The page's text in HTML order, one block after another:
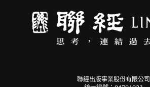
聯經出版事業股份有限公司